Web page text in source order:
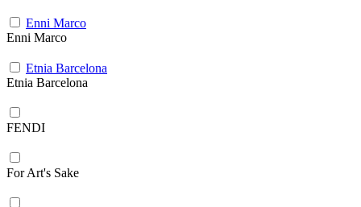
Enni Marco
Enni Marco
Etnia Barcelona
Etnia Barcelona
FENDI
For Art's Sake